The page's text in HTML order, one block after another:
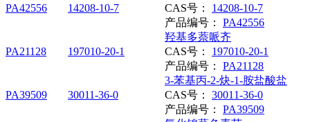
PA42556 14208-10-7
CAS号： 14208-10-7
产品编号： PA42556
PA21128 197010-20-1
羟基多萘哌齐
CAS号： 197010-20-1
产品编号： PA21128
PA39509 30011-36-0
3-苯基丙-2-炔-1-胺盐酸盐
CAS号： 30011-36-0
产品编号： PA39509